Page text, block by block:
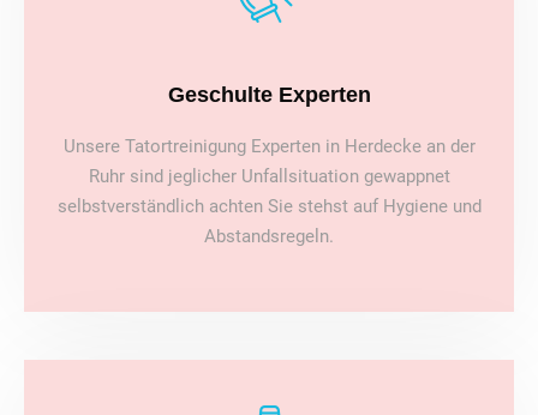
Geschulte Experten
Unsere Tatortreinigung Experten in Herdecke an der
Ruhr sind jeglicher Unfallsituation gewappnet
selbstverständlich achten Sie stehst auf Hygiene und
Abstandsregeln.